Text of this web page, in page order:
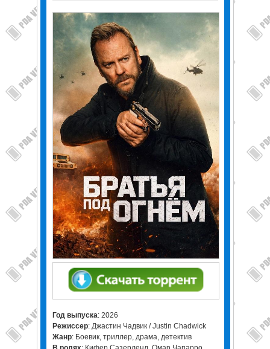
Год выпуска: 2026
Режиссер: Джастин Чадвик / Justin Chadwick
Жанр: Боевик, триллер, драма, детектив